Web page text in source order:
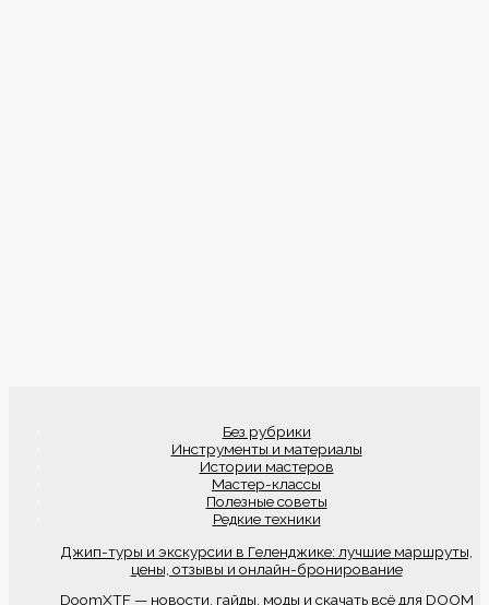
Без рубрики
Инструменты и материалы
Истории мастеров
Мастер-классы
Полезные советы
Редкие техники
Джип-туры и экскурсии в Геленджике: лучшие маршруты,
цены, отзывы и онлайн-бронирование
DoomXTF — новости, гайды, моды и скачать всё для DOOM